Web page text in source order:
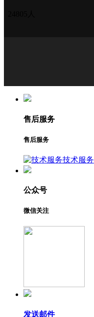
售后服务
售后服务
技术服务
公众号
微信关注
发送邮件